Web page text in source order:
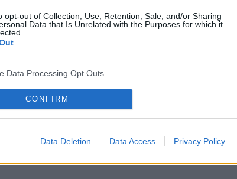
opt-out of Collection, Use, Retention, Sale, and/or Sharing
Data that Is Unrelated with the Purposes for which it
Data Processing Opt Outs
CONFIRM
Data Deletion Data Access Privacy Policy
jego przyjmę tym gorsze będzie wychodzenie z
psychika